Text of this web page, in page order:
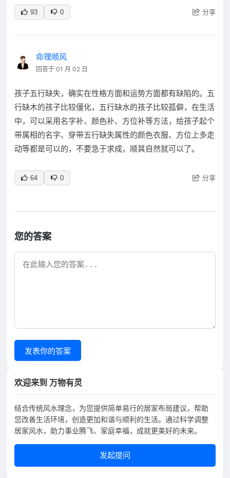
93 0 分享
命理顺风
回答于 01 月 02 日
孩子五行缺失，确实在性格方面和运势方面都有缺陷的。五
行缺木的孩子比较僵化，五行缺水的孩子比较孤僻，在生活
中，可以采用名字补、颜色补、方位补等方法，给孩子起个
带属相的名字、穿带五行缺失属性的颜色衣服、方位上多走
动等都是可以的，不要急于求成，顺其自然就可以了。
64 0 分享
您的答案
发表你的答案
欢迎来到 万物有灵
结合传统风水理念，为您提供简单易行的居家布局建议，帮助
您改善生活环境，创造更加和谐与顺利的生活。通过科学调整
居家风水，助力事业腾飞、家庭幸福，成就更美好的未来。
发起提问